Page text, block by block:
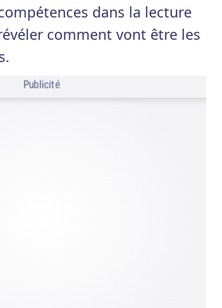
dans la lecture
comment vont être les
Publicité